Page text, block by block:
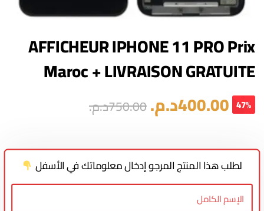
AFFICHEUR IPHONE 11 PRO Prix
Maroc + LIVRAISON GRATUITE
400.00د.م.750.00د.م. 47%
لطلب هذا المنتج المرجو إدخال معلوماتك في الأسفل